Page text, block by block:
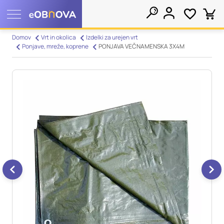
Domov Vrt in okolica
Izdelki za urejen vrt
Ponjave, mreže, koprene
PONJAVA VEČNAMENSKA 3X4M
Nastavitve piškotkov
piškotkov. Te informacije se lahko navezujejo na vas, vaše
nastavitve, vašo napravo ali pa skrbijo, da vaše spletno mesto
deluje v skladu z vašimi pričakovanji. Te informacije običajno
ne razkrivajo neposredno vaše identitete, vendar vam lahko
zagotovijo bolj prilagojeno spletno uporabniško izkušnjo.
Nekatere vrste piškotkov lahko zavrnete. Klikajte različna
imena kategorij, da si ogledate več informacij in spremenite
privzete nastavitve. Blokiranje določenih vrst piškotkov vpliva
na vašo uporabo tega spletnega mesta in naše storitve.
informacij
Obvezni piškotki
Vedno aktivni